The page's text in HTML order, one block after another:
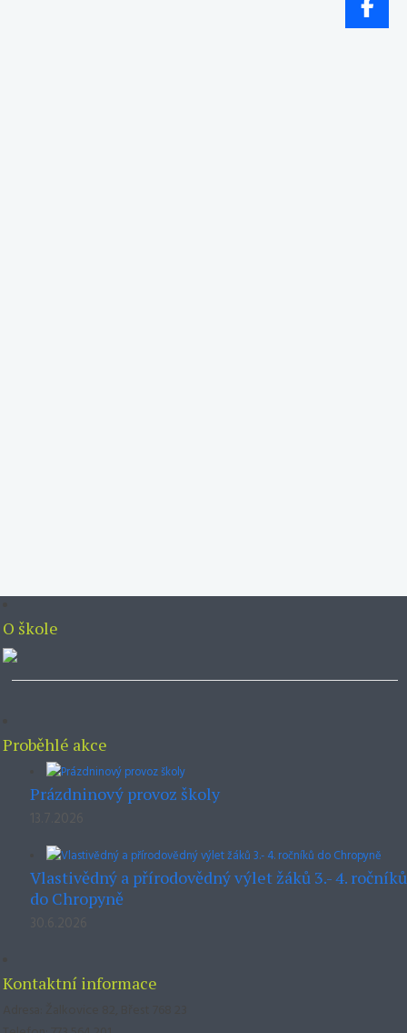
O škole
Proběhlé akce
Prázdninový provoz školy
13.7.2026
Vlastivědný a přírodovědný výlet žáků 3.- 4. ročníků
do Chropyně
30.6.2026
Kontaktní informace